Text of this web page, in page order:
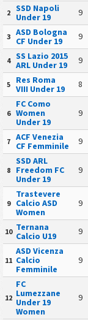
2 SSD Napoli
Under 19
9
3 ASD Bologna
CF Under 19
9
4 SS Lazio 2015
ARL Under 19
9
5
Res Roma
VIII Under 19
8
6
FC Como
Women
Under 19
9
7 ACF Venezia
CF Femminile
9
8
SSD ARL
Freedom FC
Under 19
9
9
Trastevere
Calcio ASD
Women
9
10 Ternana
Calcio U19
9
11
ASD Vicenza
Calcio
Femminile
9
12
FC
Lumezzane
Under 19
Women
9